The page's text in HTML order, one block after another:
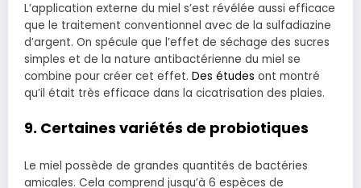
L’application externe du miel s’est révélée aussi efficace
que le traitement conventionnel avec de la sulfadiazine
d’argent. On spécule que l’effet de séchage des sucres
simples et de la nature antibactérienne du miel se
combine pour créer cet effet. Des études ont montré
qu’il était très efficace dans la cicatrisation des plaies.
9. Certaines variétés de probiotiques
Le miel possède de grandes quantités de bactéries
amicales. Cela comprend jusqu’à 6 espèces de